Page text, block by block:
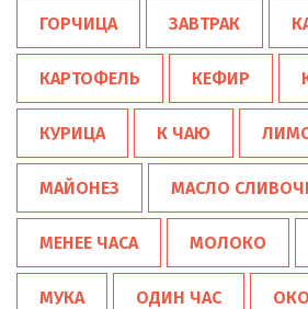
ГОРЧИЦА ЗАВТРАК
КАРТОФЕЛЬ КЕФИР
КУРИЦА К ЧАЮ
МАЙОНЕЗ МАСЛО
МЕНЕЕ ЧАСА МОЛОКО
МУКА ОДИН ЧАС